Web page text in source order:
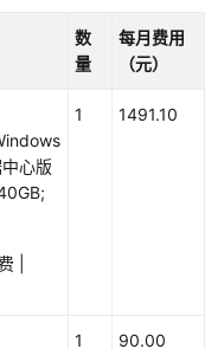
数
量
每月费用
（元）
心版
|
1 1491.10
1 90.00